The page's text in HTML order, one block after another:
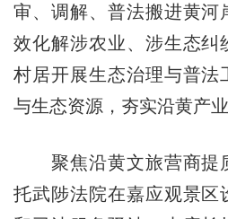
审、调解、普法搬进黄河
效化解涉农业、涉生态纠
村居开展生态治理与普法
与生态资源，夯实沿黄产
聚焦沿黄文旅营商提
托武陟法院在嘉应观景区